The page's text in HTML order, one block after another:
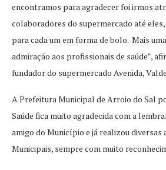
encontramos para agradecer foi irmos
colaboradores do supermercado até
para cada um em forma de bolo. Mais
admiração aos profissionais de saúde”,
fundador do supermercado Avenida,
A Prefeitura Municipal de Arroio do Sal
Saúde fica muito agradecida com a
amigo do Município e já realizou diversas
Municipais, sempre com muito